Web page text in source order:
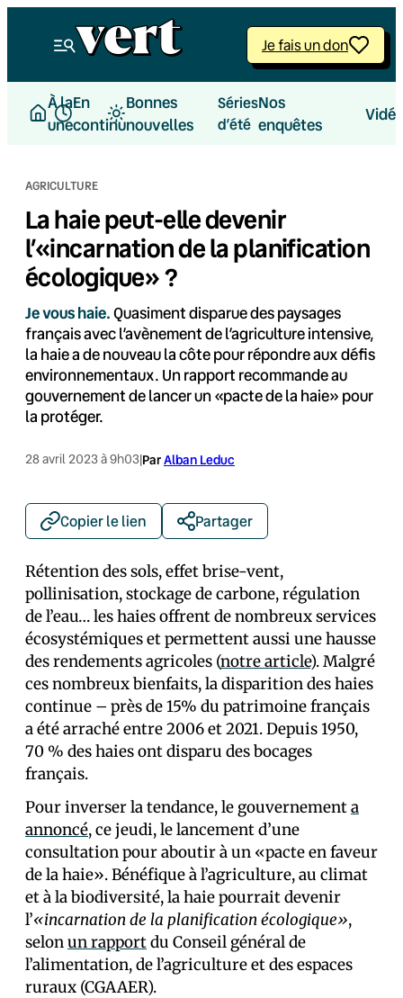
Je fais un don
À la
une
En
continu
Bonnes
nouvelles
Séries
d’été
Nos
enquêtes
AGRICULTURE
La haie peut-elle devenir
l’«incarnation de la planification
écologique» ?
Je vous haie.Quasiment disparue des paysages
français avec l’avènement de l’agriculture intensive,
la haie a de nouveau la côte pour répondre aux défis
environnementaux. Un rapport recommande au
gouvernement de lancer un «pacte de la haie» pour
la protéger.
28 avril 2023 à 9h03|ParAlban Leduc
Copier le lien Partager
Rétention des sols, effet brise-vent,
pollinisation, stockage de carbone, régulation
de l’eau… les haies offrent de nombreux services
écosystémiques et permettent aussi une hausse
des rendements agricoles (notre article). Malgré
ces nombreux bienfaits, la disparition des haies
continue – près de 15% du patrimoine français
a été arraché entre 2006 et 2021. Depuis 1950,
70 % des haies ont disparu des bocages
français.
Pour inverser la tendance, le gouvernementa
annoncé, ce jeudi, le lancement d’une
consultation pour aboutir à un «pacte en faveur
de la haie». Bénéfique à l’agriculture, au climat
et à la biodiversité, la haie pourrait devenir
l’«incarnation de la planification écologique»,
selonun rapportdu Conseil général de
l’alimentation, de l’agriculture et des espaces
ruraux (CGAAER).